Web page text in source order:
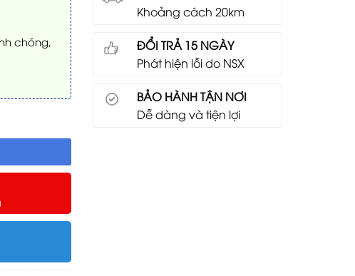
chóng,
Khoảng cách 20km
ĐỔI TRẢ 15 NGÀY
Phát hiện lỗi do NSX
BẢO HÀNH TẬN NƠI
Dễ dàng và tiện lợi